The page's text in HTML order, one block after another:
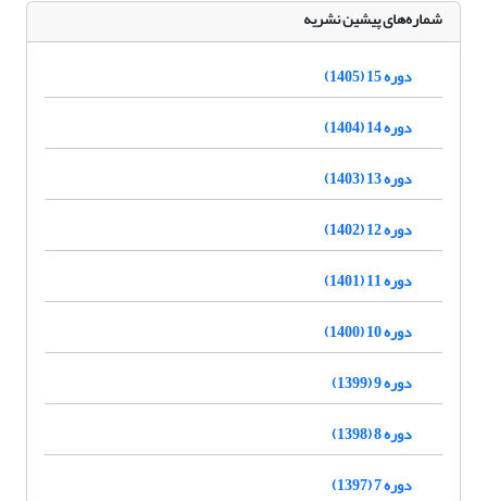
شماره‌های پیشین نشریه
دوره 15 (1405)
دوره 14 (1404)
دوره 13 (1403)
دوره 12 (1402)
دوره 11 (1401)
دوره 10 (1400)
دوره 9 (1399)
دوره 8 (1398)
دوره 7 (1397)